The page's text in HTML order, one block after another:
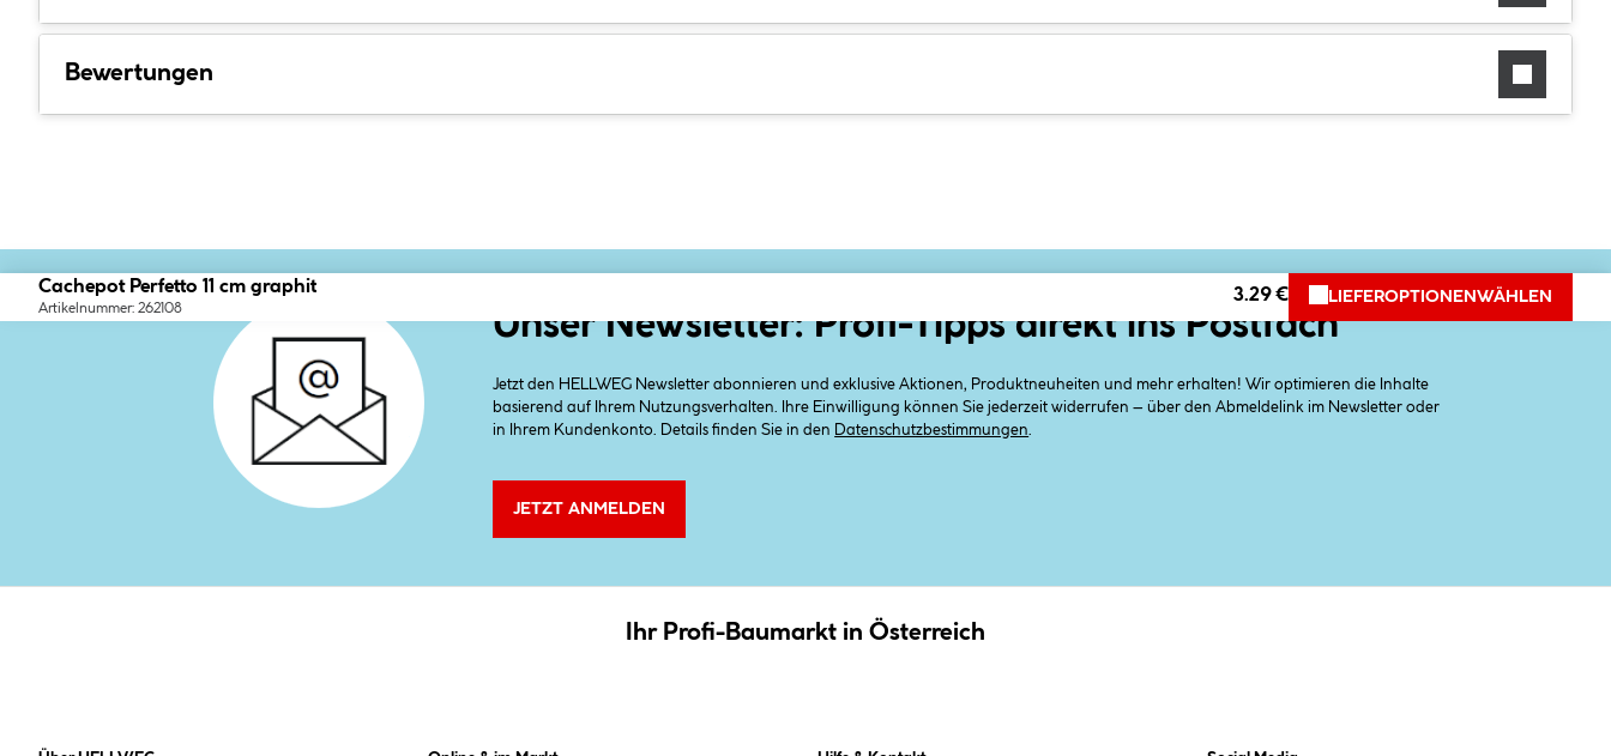
Bewertungen
Cachepot Perfetto 11 cm graphit
Artikelnummer: 262108
3.29 € LIEFEROPTIONEN WÄHLEN
Unser Newsletter: Profi-Tipps direkt ins Postfach
Jetzt den HELLWEG Newsletter abonnieren und exklusive Aktionen, Produktneuheiten und mehr erhalten! Wir optimieren die Inhalte
basierend auf Ihrem Nutzungsverhalten. Ihre Einwilligung können Sie jederzeit widerrufen – über den Abmeldelink im Newsletter oder
in Ihrem Kundenkonto. Details finden Sie in den
Datenschutzbestimmungen
JETZT ANMELDEN
Ihr Profi-Baumarkt in Österreich